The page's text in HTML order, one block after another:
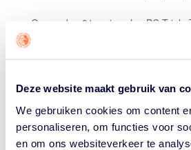
Deze website maakt gebruik van
We gebruiken cookies om content
personaliseren, om functies voor
en om ons websiteverkeer te
Op zondag 31 mei spelen BC Triple
en BS Leiden om het
lage baskets op het hoogste niveau